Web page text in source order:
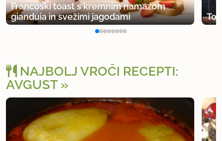
Francoski toast s kremnim namazom
gianduia in svežimi jagodami
NAJBOLJ VROČI RECEPTI:
AVGUST